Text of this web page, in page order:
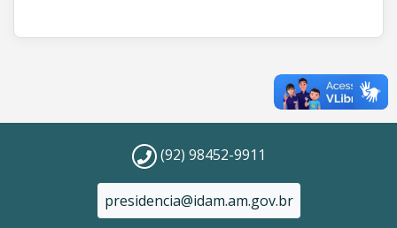
(92) 98452-9911
presidencia@idam.am.gov.br